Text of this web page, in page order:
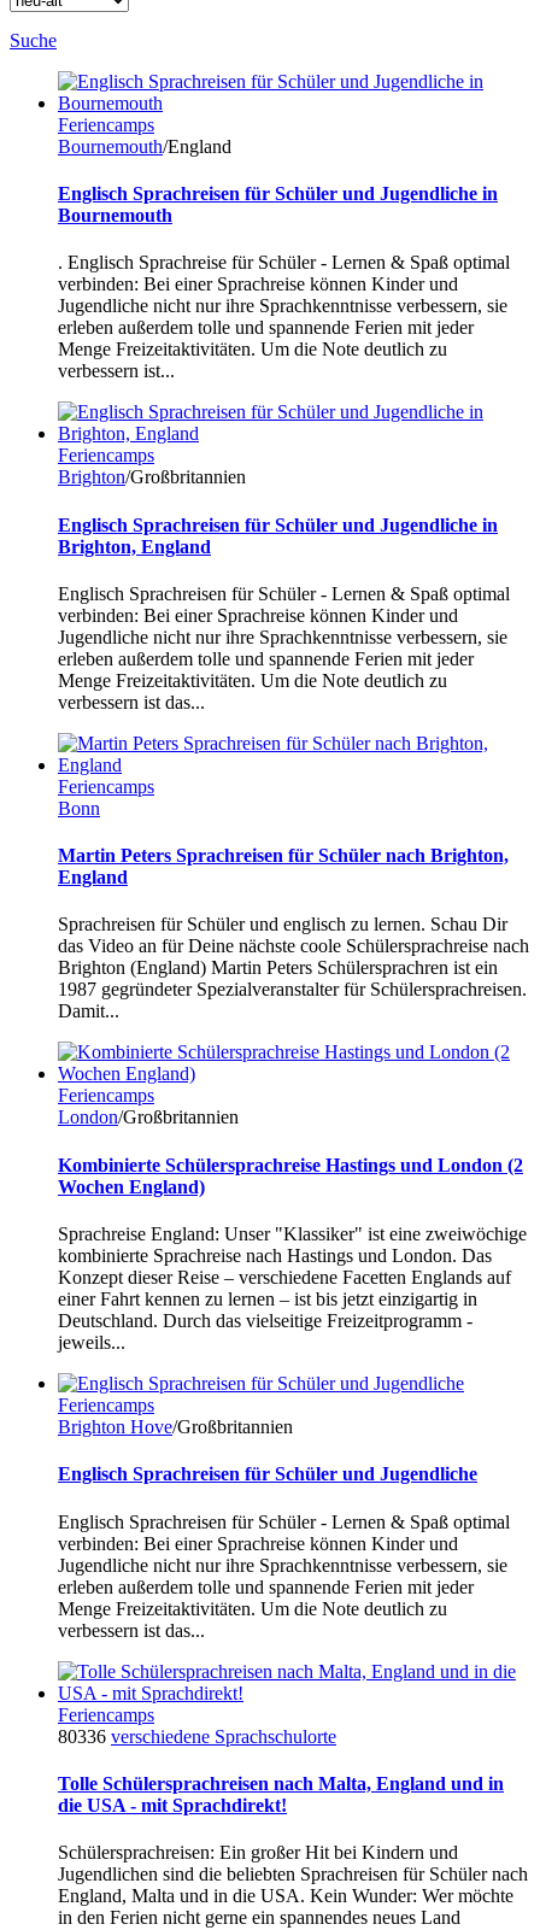
Suche
Feriencamps
Bournemouth/England
Englisch Sprachreisen für Schüler und Jugendliche in
Bournemouth
. Englisch Sprachreise für Schüler - Lernen & Spaß optimal
verbinden: Bei einer Sprachreise können Kinder und
Jugendliche nicht nur ihre Sprachkenntnisse verbessern, sie
erleben außerdem tolle und spannende Ferien mit jeder
Menge Freizeitaktivitäten. Um die Note deutlich zu
verbessern ist...
Feriencamps
Brighton/Großbritannien
Englisch Sprachreisen für Schüler und Jugendliche in
Brighton, England
Englisch Sprachreisen für Schüler - Lernen & Spaß optimal
verbinden: Bei einer Sprachreise können Kinder und
Jugendliche nicht nur ihre Sprachkenntnisse verbessern, sie
erleben außerdem tolle und spannende Ferien mit jeder
Menge Freizeitaktivitäten. Um die Note deutlich zu
verbessern ist das...
Feriencamps
Bonn
Martin Peters Sprachreisen für Schüler nach Brighton,
England
Sprachreisen für Schüler und englisch zu lernen. Schau Dir
das Video an für Deine nächste coole Schülersprachreise nach
Brighton (England) Martin Peters Schülersprachren ist ein
1987 gegründeter Spezialveranstalter für Schülersprachreisen.
Damit...
Feriencamps
London/Großbritannien
Kombinierte Schülersprachreise Hastings und London (2
Wochen England)
Sprachreise England: Unser "Klassiker" ist eine zweiwöchige
kombinierte Sprachreise nach Hastings und London. Das
Konzept dieser Reise – verschiedene Facetten Englands auf
einer Fahrt kennen zu lernen – ist bis jetzt einzigartig in
Deutschland. Durch das vielseitige Freizeitprogramm -
jeweils...
Feriencamps
Brighton Hove/Großbritannien
Englisch Sprachreisen für Schüler und Jugendliche
Englisch Sprachreisen für Schüler - Lernen & Spaß optimal
verbinden: Bei einer Sprachreise können Kinder und
Jugendliche nicht nur ihre Sprachkenntnisse verbessern, sie
erleben außerdem tolle und spannende Ferien mit jeder
Menge Freizeitaktivitäten. Um die Note deutlich zu
verbessern ist das...
Feriencamps
80336 verschiedene Sprachschulorte
Tolle Schülersprachreisen nach Malta, England und in
die USA - mit Sprachdirekt!
Schülersprachreisen: Ein großer Hit bei Kindern und
Jugendlichen sind die beliebten Sprachreisen für Schüler nach
England, Malta und in die USA. Kein Wunder: Wer möchte
in den Ferien nicht gerne ein spannendes neues Land